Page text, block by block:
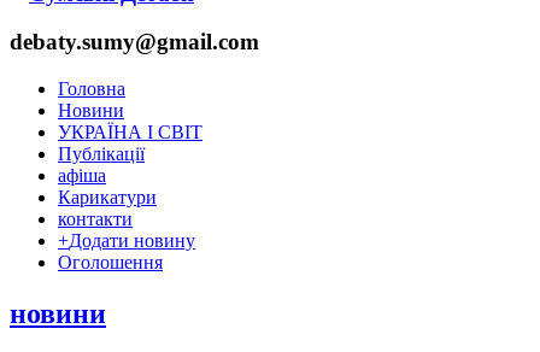
debaty.sumy@gmail.com
Головна
Новини
УКРАЇНА І СВІТ
Публікації
афіша
Карикатури
контакти
+Додати новину
Оголошення
новини